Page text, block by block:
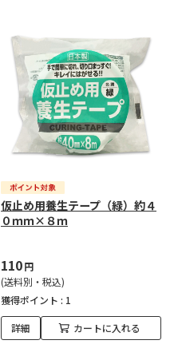
仮止め用養生テープ（緑）約４
０ｍｍ×８ｍ
110円
(送料別・税込)
獲得ポイント : 1
詳細 カートに入れる